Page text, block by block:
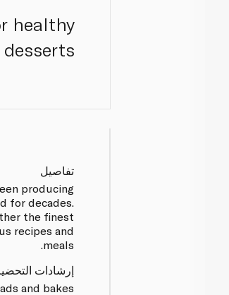
healthy
تفاصيل
producing
for decades.
the finest
recipes and
meals.
إرشادات
and bakes.